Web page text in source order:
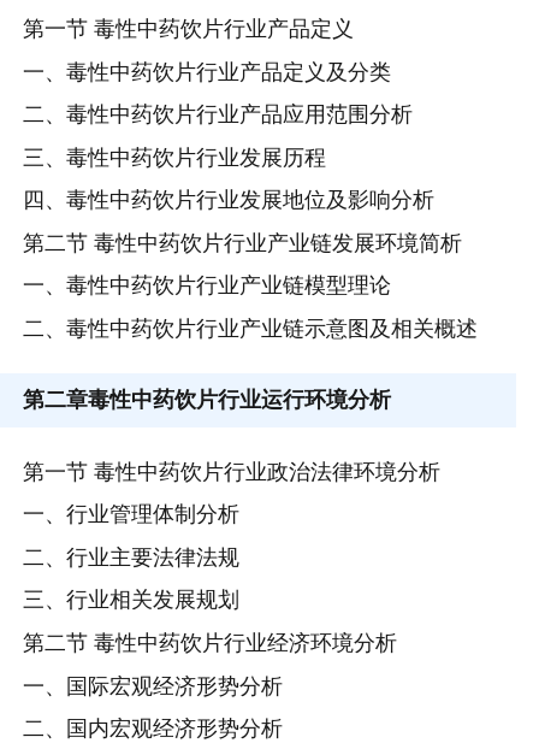
第一节 毒性中药饮片行业产品定义
一、毒性中药饮片行业产品定义及分类
二、毒性中药饮片行业产品应用范围分析
三、毒性中药饮片行业发展历程
四、毒性中药饮片行业发展地位及影响分析
第二节 毒性中药饮片行业产业链发展环境简析
一、毒性中药饮片行业产业链模型理论
二、毒性中药饮片行业产业链示意图及相关概述
第二章毒性中药饮片行业运行环境分析
第一节 毒性中药饮片行业政治法律环境分析
一、行业管理体制分析
二、行业主要法律法规
三、行业相关发展规划
第二节 毒性中药饮片行业经济环境分析
一、国际宏观经济形势分析
二、国内宏观经济形势分析